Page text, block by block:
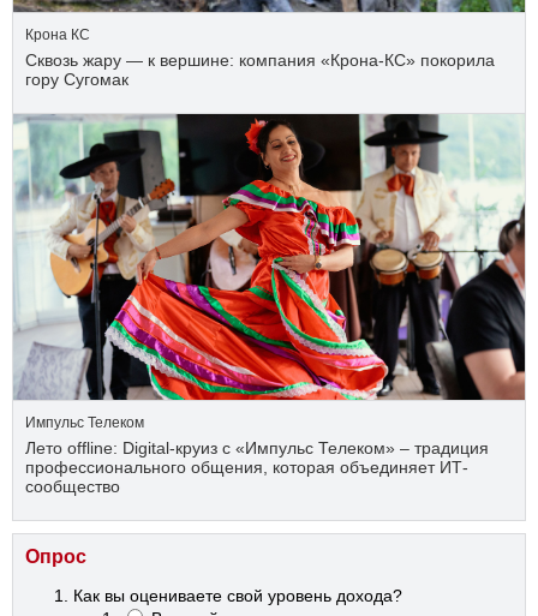
Крона КС
Сквозь жару — к вершине: компания «Крона‑КС» покорила
гору Сугомак
Импульс Телеком
Лето offline: Digital-круиз с «Импульс Телеком» – традиция
профессионального общения, которая объединяет ИТ-
сообщество
Опрос
Как вы оцениваете свой уровень дохода?